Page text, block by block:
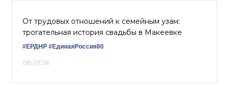
От трудовых отношений к семейным узам:
трогательная история свадьбы в Макеевке
#ЕРДНР #ЕдинаяРоссия80
08.07.26